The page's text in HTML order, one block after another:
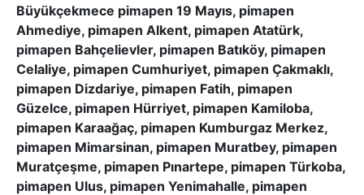
Büyükçekmece pimapen 19 Mayıs, pimapen
Ahmediye, pimapen Alkent, pimapen Atatürk,
pimapen Bahçelievler, pimapen Batıköy, pimapen
Celaliye, pimapen Cumhuriyet, pimapen Çakmaklı,
pimapen Dizdariye, pimapen Fatih, pimapen
Güzelce, pimapen Hürriyet, pimapen Kamiloba,
pimapen Karaağaç, pimapen Kumburgaz Merkez,
pimapen Mimarsinan, pimapen Muratbey, pimapen
Muratçeşme, pimapen Pınartepe, pimapen Türkoba,
pimapen Ulus, pimapen Yenimahalle, pimapen